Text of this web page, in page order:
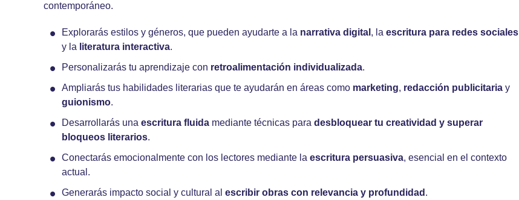
contemporáneo.
Explorarás estilos y géneros, que pueden ayudarte a la narrativa digital , la escritura para redes sociales
y la literatura interactiva.
Personalizarás tu aprendizaje con retroalimentación individualizada.
Ampliarás tus habilidades literarias que te ayudarán en áreas como marketing, redacción publicitaria y
guionismo.
Desarrollarás una escritura fluida mediante técnicas para desbloquear tu creatividad y superar
bloqueos literarios.
Conectarás emocionalmente con los lectores mediante la escritura persuasiva, esencial en el contexto
actual.
Generarás impacto social y cultural al escribir obras con relevancia y profundidad .